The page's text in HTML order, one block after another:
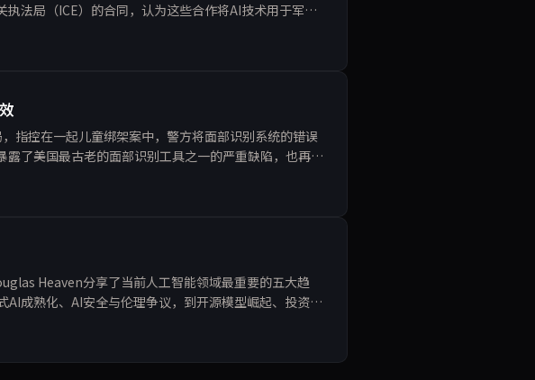
法局（ICE）的合同，认为这些合作将AI技术用于军事
域的应用推上风口浪尖，引发对科技巨头
指控在一起儿童绑架案中，警方将面部识别系统的错误
了美国最古老的面部识别工具之一的严重缺陷，也再次
方过度依赖不成熟的技术，忽视了基本的人权保
Heaven分享了当前人工智能领域最重要的五大趋
成熟化、AI安全与伦理争议，到开源模型崛起、投资理
背后的技术